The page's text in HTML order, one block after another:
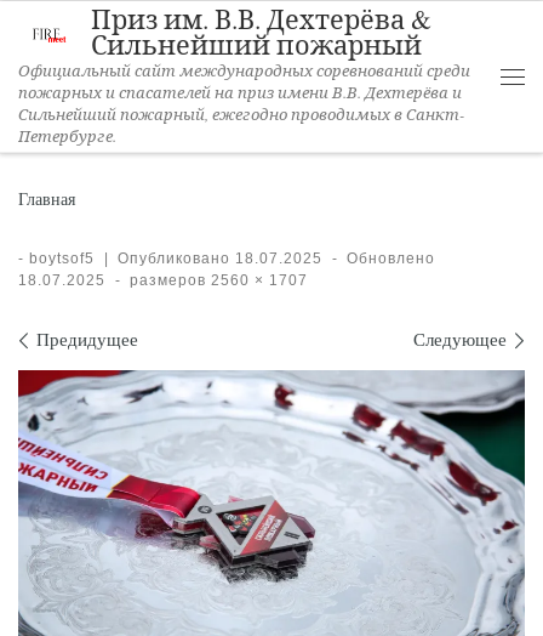
Перейти к содержимому
Приз им. В.В. Дехтерёва &
Сильнейший пожарный
Официальный сайт международных соревнований среди
пожарных и спасателей на приз имени В.В. Дехтерёва и
Сильнейший пожарный, ежегодно проводимых в Санкт-
Петербурге.
Главная
- boytsof5 | Опубликовано 18.07.2025 - Обновлено
18.07.2025
- размеров 2560 × 1707
Навигация по изображениям
Предидущее Следующее